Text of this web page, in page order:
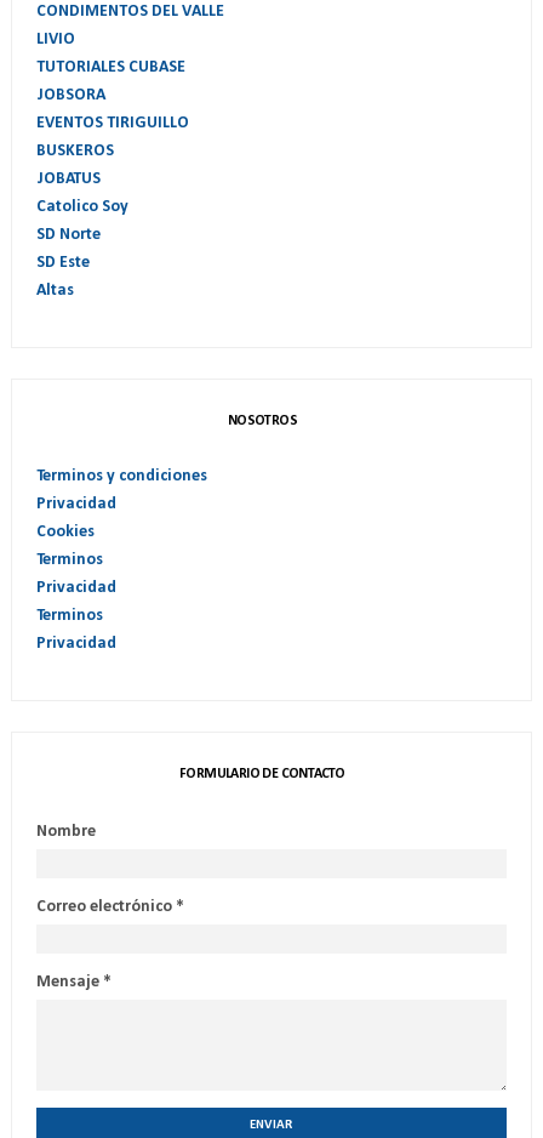
CONDIMENTOS DEL VALLE
LIVIO
TUTORIALES CUBASE
JOBSORA
EVENTOS TIRIGUILLO
BUSKEROS
JOBATUS
Catolico Soy
SD Norte
SD Este
Altas
NOSOTROS
Terminos y condiciones
Privacidad
Cookies
Terminos
Privacidad
Terminos
Privacidad
FORMULARIO DE CONTACTO
Nombre
Correo electrónico *
Mensaje *